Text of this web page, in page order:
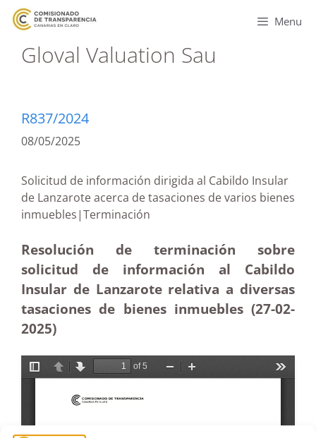
Menu
Gloval Valuation Sau
R837/2024
08/05/2025
Solicitud de información dirigida al Cabildo Insular
de Lanzarote acerca de tasaciones de varios bienes
inmuebles|Terminación
Resolución de terminación sobre
solicitud de información al Cabildo
Insular de Lanzarote relativa a diversas
tasaciones de bienes inmuebles (27-02-
2025)